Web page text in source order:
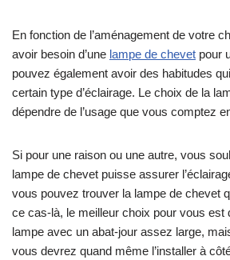
En fonction de l’aménagement de votre
avoir besoin d’une lampe de chevet pour
pouvez également avoir des habitudes
certain type d’éclairage. Le choix de la
dépendre de l’usage que vous comptez
Si pour une raison ou une autre, vous
lampe de chevet puisse assurer
vous pouvez trouver la lampe de chevet
ce cas-là, le meilleur choix pour vous est
lampe avec un abat-jour assez large,
vous devrez quand même l’installer à